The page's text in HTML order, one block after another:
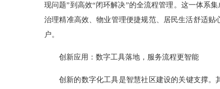
现问题”到高效“闭环解决”的全流程管理。这一体系
治理精准高效、物业管理便捷规范、居民生活舒适
户。
创新应用：数字工具落地，服务流程更智能
创新的数字化工具是智慧社区建设的关键支撑。